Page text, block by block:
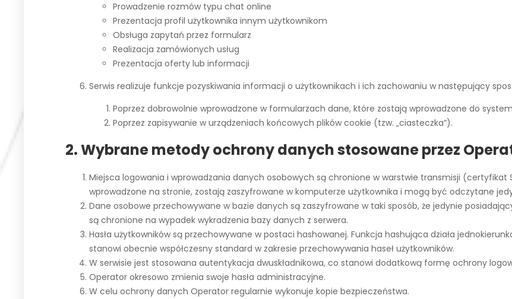
Prowadzenie rozmów typu chat online
Prezentacja profil użytkownika innym użytkownikom
Obsługa zapytań przez formularz
Realizacja zamówionych usług
Prezentacja oferty lub informacji
Serwis realizuje funkcje pozyskiwania informacji o użytkownikach i ich zachowaniu w następujący
Poprzez dobrowolnie wprowadzone w formularzach dane, które zostają wprowadzone do
Poprzez zapisywanie w urządzeniach końcowych plików cookie (tzw. „ciasteczka”).
2. Wybrane metody ochrony danych stosowane przez
Miejsca logowania i wprowadzania danych osobowych są chronione w warstwie transmisji (certyfikat
wprowadzone na stronie, zostają zaszyfrowane w komputerze użytkownika i mogą być odczytane
Dane osobowe przechowywane w bazie danych są zaszyfrowane w taki sposób, że jedynie
są chronione na wypadek wykradzenia bazy danych z serwera.
Hasła użytkowników są przechowywane w postaci hashowanej. Funkcja hashująca działa
stanowi obecnie współczesny standard w zakresie przechowywania haseł użytkowników.
W serwisie jest stosowana autentykacja dwuskładnikowa, co stanowi dodatkową formę ochrony
Operator okresowo zmienia swoje hasła administracyjne.
W celu ochrony danych Operator regularnie wykonuje kopie bezpieczeństwa.